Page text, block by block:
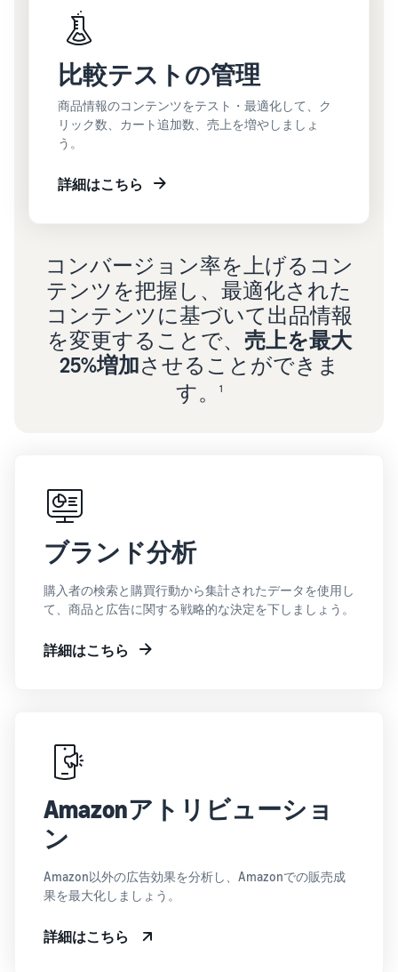
比較テストの管理
商品情報のコンテンツをテスト・最適化して、ク
リック数、カート追加数、売上を増やしましょ
う。
詳細はこちら
コンバージョン率を上げるコン
テンツを把握し、最適化された
コンテンツに基づいて出品情報
を変更することで、 売上を最大
25%増加させることができま
す。
1
ブランド分析
購入者の検索と購買行動から集計されたデータを使用し
て、商品と広告に関する戦略的な決定を下しましょう。
詳細はこちら
Amazonアトリビューショ
ン
Amazon以外の広告効果を分析し、Amazonでの販売成
果を最大化しましょう。
詳細はこちら